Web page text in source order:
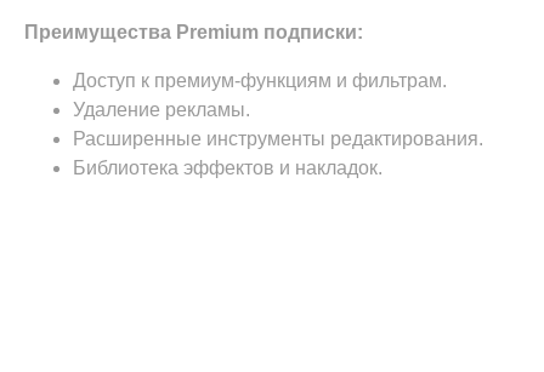
Преимущества Premium подписки:
Доступ к премиум-функциям и фильтрам.
Удаление рекламы.
Расширенные инструменты редактирования.
Библиотека эффектов и накладок.